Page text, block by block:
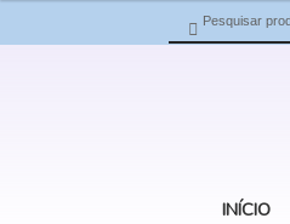
Pesquisar
por:
INÍCIO